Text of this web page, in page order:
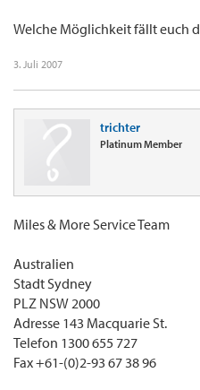
Welche Möglichkeit fällt euch
3. Juli 2007
trichter
Platinum Member
Miles & More Service Team
Australien
Stadt Sydney
PLZ NSW 2000
Adresse 143 Macquarie St.
Telefon 1300 655 727
Fax +61-(0)2-93 67 38 96